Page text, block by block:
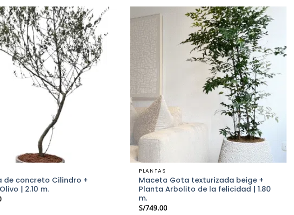
de concreto Cilindro +
| 2.10 m.
PLANTAS
Maceta Gota texturizada beige +
Planta Arbolito de la felicidad | 1.80
m.
S/749.00